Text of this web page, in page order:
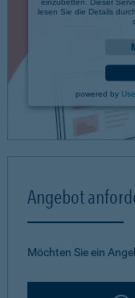
lesen Sie die Details
powered by
Angebot
Möchten Sie ein